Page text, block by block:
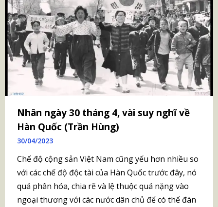
Nhân ngày 30 tháng 4, vài suy nghĩ về
Hàn Quốc (Trần Hùng)
30/04/2023
Chế độ cộng sản Việt Nam cũng yếu hơn nhiều so
với các chế độ độc tài của Hàn Quốc trước đây, nó
quá phân hóa, chia rẽ và lệ thuộc quá nặng vào
ngoại thương với các nước dân chủ để có thể đàn